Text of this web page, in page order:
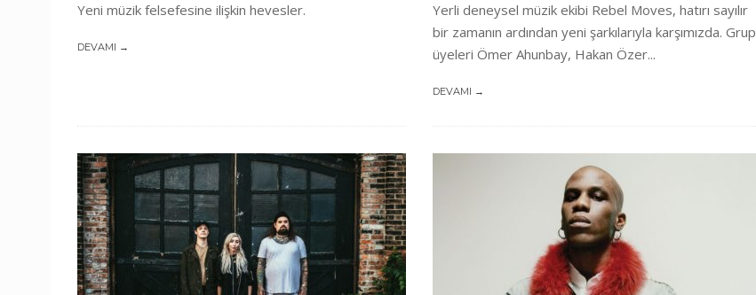
Yeni müzik felsefesine ilişkin hevesler.
DEVAMI →
Yerli deneysel müzik ekibi Rebel Moves, hatırı sayılır
bir zamanın ardından yeni şarkılarıyla karşımızda. Grup
üyeleri Ömer Ahunbay, Hakan Özer...
DEVAMI →